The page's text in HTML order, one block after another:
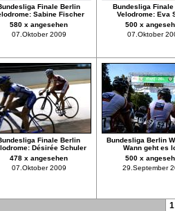
Finale Berlin
Sabine Fischer
580 x angesehen
07.Oktober 2009
Bundesliga
Velodrome: Eva
500 x
07.Oktober
Finale Berlin
Désirée Schuler
478 x angesehen
07.Oktober 2009
Bundesliga Berlin
Wann geht es
500 x
29.September
1